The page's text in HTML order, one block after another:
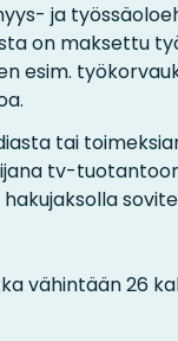
ja
on maksettu
esim.
tai
tv-
vähintään 26